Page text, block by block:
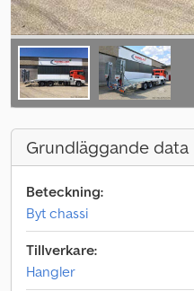
Grundläggande data
Beteckning:
Byt chassi
Tillverkare:
Hangler